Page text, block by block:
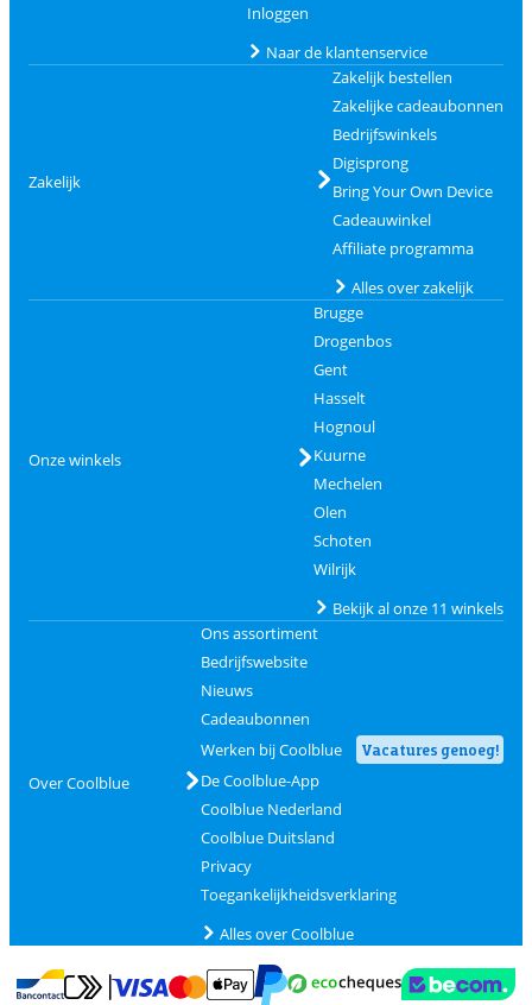
Inloggen
Naar de klantenservice
Zakelijk
Zakelijk bestellen
Zakelijke cadeaubonnen
Bedrijfswinkels
Digisprong
Bring Your Own Device
Cadeauwinkel
Affiliate programma
Alles over zakelijk
Onze winkels
Brugge
Drogenbos
Gent
Hasselt
Hognoul
Kuurne
Mechelen
Olen
Schoten
Wilrijk
Bekijk al onze 11 winkels
Over Coolblue
Ons assortiment
Bedrijfswebsite
Nieuws
Cadeaubonnen
Werken bij Coolblue
Vacatures genoeg!
De Coolblue-App
Coolblue Nederland
Coolblue Duitsland
Privacy
Toegankelijkheidsverklaring
Alles over Coolblue